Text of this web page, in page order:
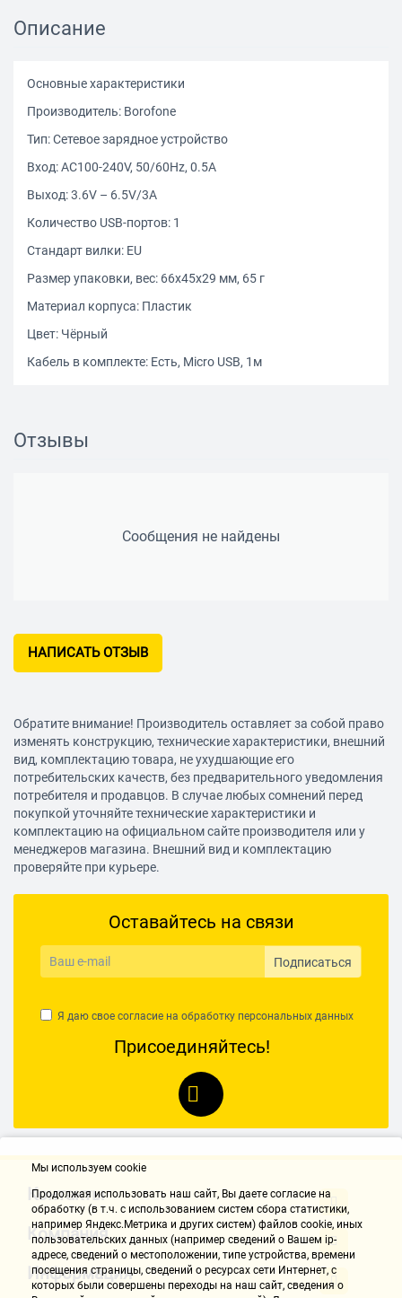
Описание
Основные характеристики
Производитель: Borofone
Тип: Сетевое зарядное устройство
Вход: AC100-240V, 50/60Hz, 0.5A
Выход: 3.6V – 6.5V/3A
Количество USB-портов: 1
Стандарт вилки: EU
Размер упаковки, вес: 66x45x29 мм, 65 г
Материал корпуса: Пластик
Цвет: Чёрный
Кабель в комплекте: Есть, Micro USB, 1м
Отзывы
Сообщения не найдены
НАПИСАТЬ ОТЗЫВ
Обратите внимание! Производитель оставляет за собой право
изменять конструкцию, технические характеристики, внешний
вид, комплектацию товара, не ухудшающие его
потребительских качеств, без предварительного уведомления
потребителя и продавцов. В случае любых сомнений перед
покупкой уточняйте технические характеристики и
комплектацию на официальном сайте производителя или у
менеджеров магазина. Внешний вид и комплектацию
проверяйте при курьере.
Оставайтесь на связи
Подписаться
Я даю свое согласие на обработку персональных данных
Присоединяйтесь!
Контакты
Компания
Информация
Мы используем cookie
Продолжая использовать наш cайт, Вы даете согласие на
обработку (в т.ч. с использованием систем сбора статистики,
например Яндекс.Метрика и других систем) файлов cookie, иных
пользовательских данных (например сведений о Вашем ip-
адресе, сведений о местоположении, типе устройства, времени
посещения страницы, сведений о ресурсах сети Интернет, с
которых были совершены переходы на наш сайт, сведения о